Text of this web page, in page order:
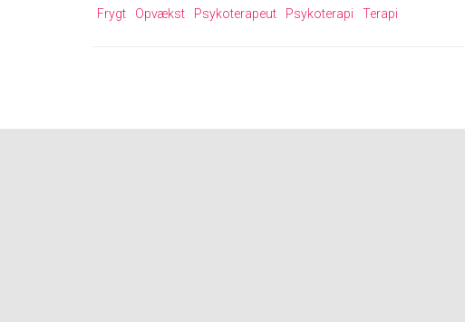
Frygt
Opvækst Psykoterapeut Psykoterapi Terapi